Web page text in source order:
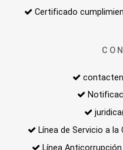
Certificado
Línea de Servicio a la
Línea